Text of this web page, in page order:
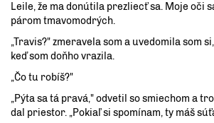
Leile, že ma donútila prezliecť sa. Moje oči
párom tmavomodrých.
„Travis?" zmeravela som a uvedomila som
keď som doňho vrazila.
„Čo tu robíš?"
„Pýta sa tá pravá," odvetil so smiechom a
dal priestor. „Pokiaľ si spomínam, ty máš